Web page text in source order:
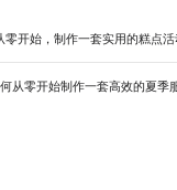
风格与产品品牌调性一
用户意味着什么”。利用
零开始，制作一套实用的糕点
从零开始制作一套高效的夏季